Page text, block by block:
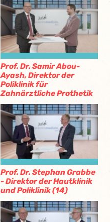
Prof. Dr. Samir Abou-
Ayash, Direktor der
Poliklinik für
Zahnärztliche Prothetik
Prof. Dr. Stephan Grabbe
- Direktor der Hautklinik
und Poliklinik (14)